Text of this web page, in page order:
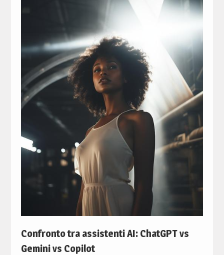
Confronto tra assistenti AI: ChatGPT vs
Gemini vs Copilot